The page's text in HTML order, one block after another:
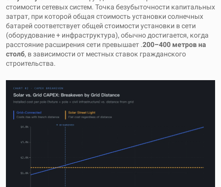
стоимости сетевых систем. Точка безубыточности капитальных
затрат, при которой общая стоимость установки солнечных
батарей соответствует общей стоимости установки в сети
(оборудование + инфраструктура), обычно достигается, когда
расстояние расширения сети превышает .200–400 метров на
столб, в зависимости от местных ставок гражданского
строительства.